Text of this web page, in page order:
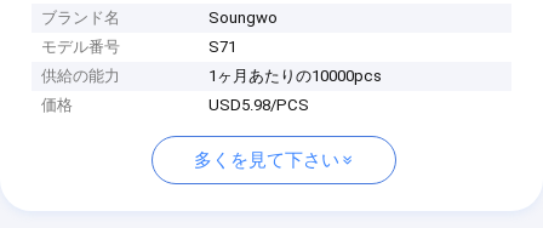
ブランド名
Soungwo
モデル番号
S71
供給の能力
1ヶ月あたりの10000pcs
価格
USD5.98/PCS
多くを見て下さい